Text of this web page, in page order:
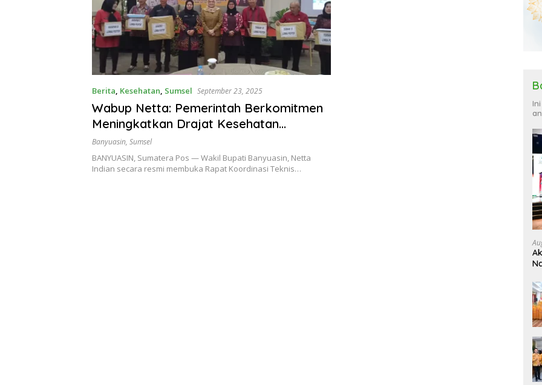
Berita, Kesehatan, Sumsel September 23, 2025
Wabup Netta: Pemerintah Berkomitmen
Meningkatkan Drajat Kesehatan
Masyarakat
Banyuasin, Sumsel
BANYUASIN, Sumatera Pos — Wakil Bupati Banyuasin, Netta
Indian secara resmi membuka Rapat Koordinasi Teknis…